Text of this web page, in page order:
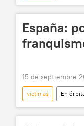
España:
15 de septiembre
víctimas En
Chile